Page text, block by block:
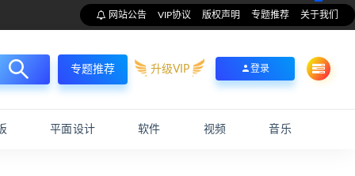
网站公告 VIP协议 版权声明 专题推荐 关于我们
专题推荐 升级VIP 登录
平面设计 软件 视频 音乐